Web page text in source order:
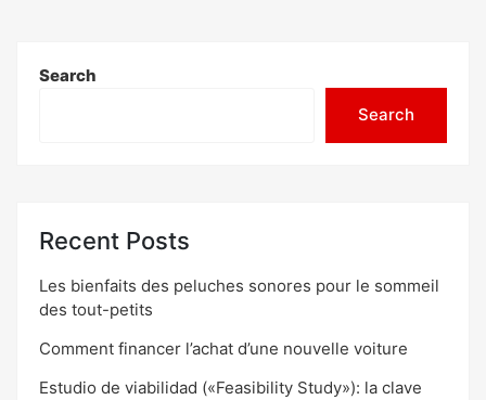
Search
Search
Recent Posts
Les bienfaits des peluches sonores pour le sommeil
des tout-petits
Comment financer l’achat d’une nouvelle voiture
Estudio de viabilidad («Feasibility Study»): la clave